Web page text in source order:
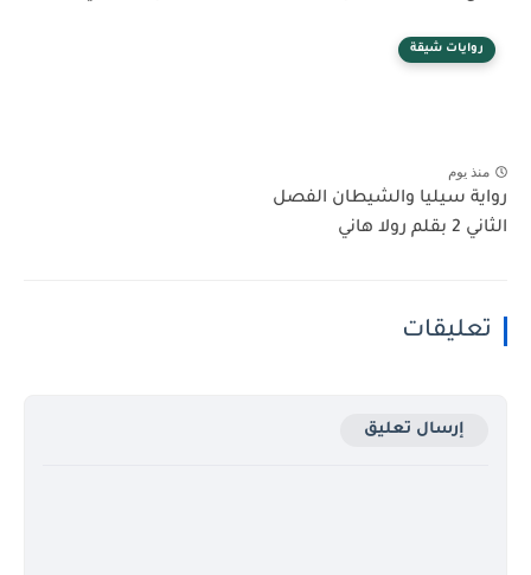
روايات شيقة
منذ يوم
رواية سيليا والشيطان الفصل
الثاني 2 بقلم رولا هاني
تعليقات
إرسال تعليق